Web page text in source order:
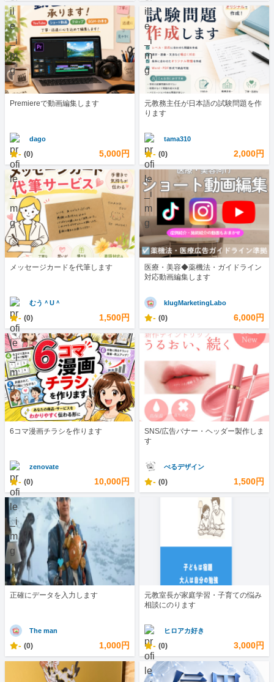
Premiereで動画編集します
dago
- (0) 5,000円
元教務主任が日本語の試験問題を作
ります
tama310
- (0) 2,000円
メッセージカードを代筆します
むう＾U＾
- (0) 1,500円
医療・美容◆薬機法・ガイドライン
対応動画編集します
klugMarketingLabo
- (0) 6,000円
6コマ漫画チラシを作ります
zenovate
- (0) 10,000円
SNS/広告バナー・ヘッダー製作しま
す
べるデザイン
- (0) 1,500円
正確にデータを入力します
The man
- (0) 1,000円
元教室長が家庭学習・子育ての悩み
相談にのります
ヒロアカ好き
- (0) 3,000円